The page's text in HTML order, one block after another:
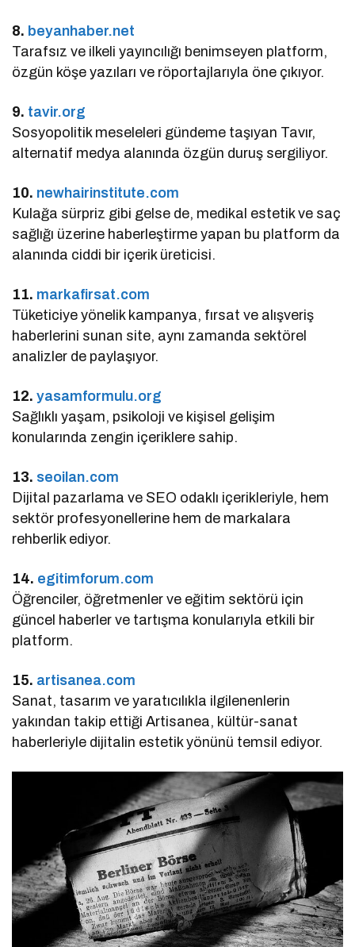
8. beyanhaber.net
Tarafsız ve ilkeli yayıncılığı benimseyen platform,
özgün köşe yazıları ve röportajlarıyla öne çıkıyor.
9. tavir.org
Sosyopolitik meseleleri gündeme taşıyan Tavır,
alternatif medya alanında özgün duruş sergiliyor.
10. newhairinstitute.com
Kulağa sürpriz gibi gelse de, medikal estetik ve saç
sağlığı üzerine haberleştirme yapan bu platform da
alanında ciddi bir içerik üreticisi.
11. markafirsat.com
Tüketiciye yönelik kampanya, fırsat ve alışveriş
haberlerini sunan site, aynı zamanda sektörel
analizler de paylaşıyor.
12.yasamformulu.org
Sağlıklı yaşam, psikoloji ve kişisel gelişim
konularında zengin içeriklere sahip.
13. seoilan.com
Dijital pazarlama ve SEO odaklı içerikleriyle, hem
sektör profesyonellerine hem de markalara
rehberlik ediyor.
14. egitimforum.com
Öğrenciler, öğretmenler ve eğitim sektörü için
güncel haberler ve tartışma konularıyla etkili bir
platform.
15. artisanea.com
Sanat, tasarım ve yaratıcılıkla ilgilenenlerin
yakından takip ettiği Artisanea, kültür-sanat
haberleriyle dijitalin estetik yönünü temsil ediyor.